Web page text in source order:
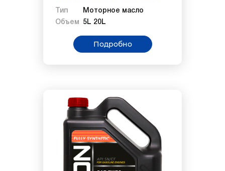
Тип
Моторное масло
Объем
5L 20L
Подробно